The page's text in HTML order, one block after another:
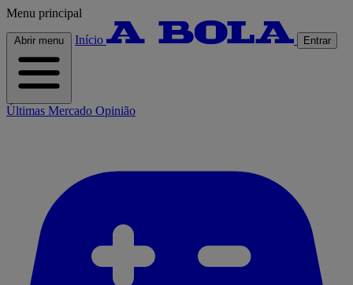
Menu principal
Abrir menu Início Entrar
Últimas Mercado Opinião